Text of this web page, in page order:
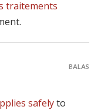
traitements
safelyto
BALAS